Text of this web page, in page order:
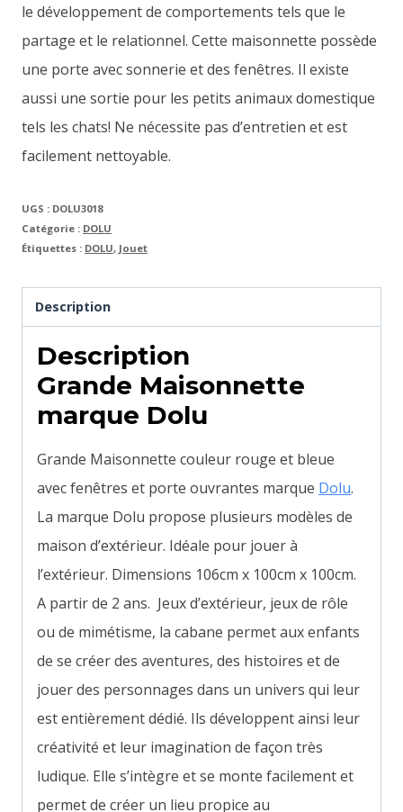
le développement de comportements tels que le
partage et le relationnel. Cette maisonnette possède
une porte avec sonnerie et des fenêtres. Il existe
aussi une sortie pour les petits animaux domestique
tels les chats! Ne nécessite pas d’entretien et est
facilement nettoyable.
UGS : DOLU3018
Catégorie : DOLU
Étiquettes : DOLU, Jouet
Description
Description
Grande Maisonnette
marque Dolu
Grande Maisonnette couleur rouge et bleue
avec fenêtres et porte ouvrantes marque Dolu.
La marque Dolu propose plusieurs modèles de
maison d’extérieur. Idéale pour jouer à
l’extérieur. Dimensions 106cm x 100cm x 100cm.
A partir de 2 ans. Jeux d’extérieur, jeux de rôle
ou de mimétisme, la cabane permet aux enfants
de se créer des aventures, des histoires et de
jouer des personnages dans un univers qui leur
est entièrement dédié. Ils développent ainsi leur
créativité et leur imagination de façon très
ludique. Elle s’intègre et se monte facilement et
permet de créer un lieu propice au